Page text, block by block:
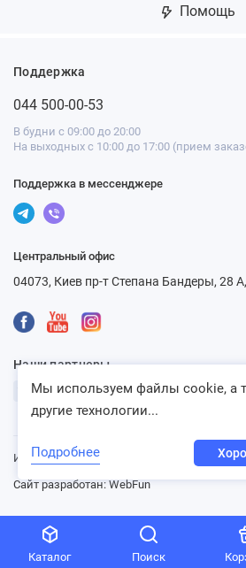
Каталог Поиск
Помощь
Поддержка
044 500-00-53
В будни с 09:00 до 20:00
На выходных с 10:00 до 17:00 (прием
Поддержка в мессенджере
Центральный офис
04073, Киев пр-т Степана Бандеры, 28
Наши партнеры
Интернет-магазин «Ventbazar», 2013 - 2026
Сайт разработан: WebFun
Мы используем файлы cookie, а
другие технологии...
Подробнее